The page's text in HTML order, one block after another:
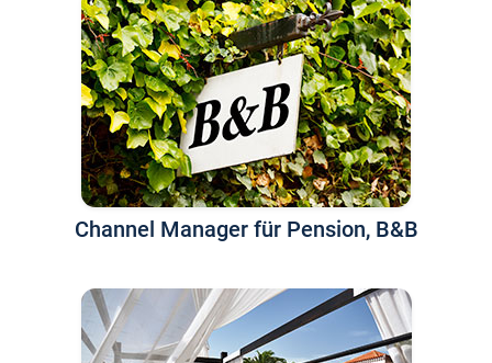
Channel Manager für Pension, B&B